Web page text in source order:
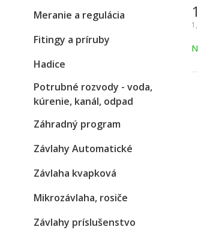
Meranie a regulácia
Fitingy a príruby
Hadice
Potrubné rozvody - voda,
kúrenie, kanál, odpad
Záhradný program
Závlahy Automatické
Závlaha kvapková
Mikrozávlaha, rosiče
Závlahy príslušenstvo